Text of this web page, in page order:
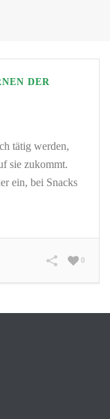
DER
tätig werden,
sie zukommt.
ein, bei Snacks
0